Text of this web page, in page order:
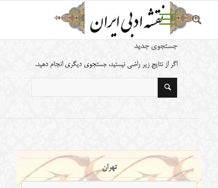
جستجوی جدید
اگر از نتایج زیر راضی نیستید، جستجوی دیگری انجام دهید.
تهران